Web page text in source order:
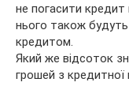
не погасити кредит
нього також
кредитом.
Який же відсоток
грошей з кредитної